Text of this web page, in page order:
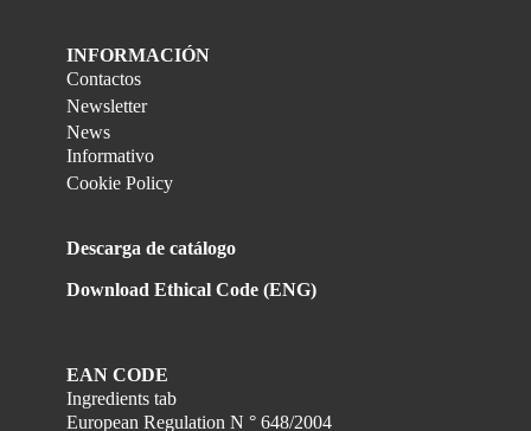
Ambientadores específicos
Almidón
Gama Ecocert
Marca Relevi
INFORMACIÓN
Contactos
Newsletter
News
Informativo
Cookie Policy
Descarga de catálogo
Download Ethical Code (ENG)
EAN CODE
Ingredients tab
European Regulation N ° 648/2004